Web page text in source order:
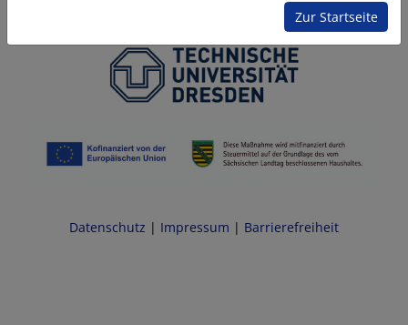
Zur Startseite
Datenschutz | Impressum | Barrierefreiheit